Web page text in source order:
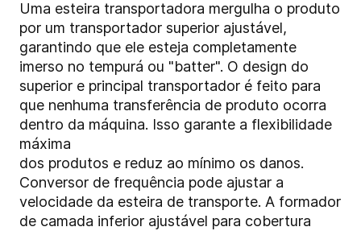
Uma esteira transportadora mergulha o produto
por um transportador superior ajustável,
garantindo que ele esteja completamente
imerso no tempurá ou "batter". O design do
superior e principal transportador é feito para
que nenhuma transferência de produto ocorra
dentro da máquina. Isso garante a flexibilidade
máxima
dos produtos e reduz ao mínimo os danos.
Conversor de frequência pode ajustar a
velocidade da esteira de transporte. A formador
de camada inferior ajustável para cobertura